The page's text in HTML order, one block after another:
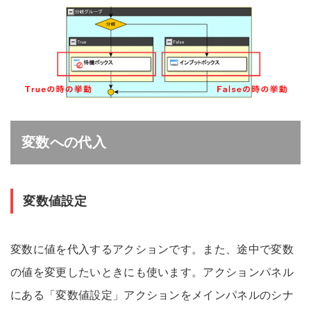
変数への代入
変数値設定
変数に値を代入するアクションです。また、途中で変数
の値を変更したいときにも使います。アクションパネル
にある「変数値設定」アクションをメインパネルのシナ